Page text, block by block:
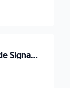
Ställföreträdande Signalskyddschef